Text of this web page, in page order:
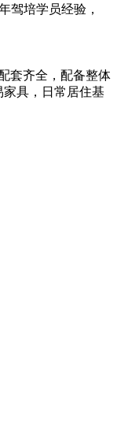
驾培学员经验，
套齐全，配备整体
具，日常居住基